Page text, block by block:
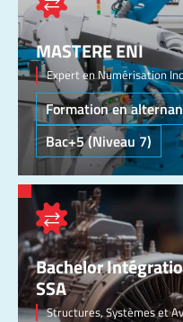
MASTERE ENI
Expert en Numérisation
Formation en
Bac+5 (Niveau 7)
Bachelor
SSA
Structures, Systèmes et